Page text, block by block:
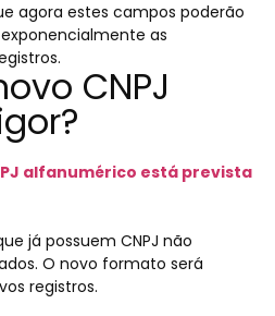
agora estes campos poderão
as
CNPJ
alfanumérico está prevista
já possuem CNPJ não
O novo formato será
registros.